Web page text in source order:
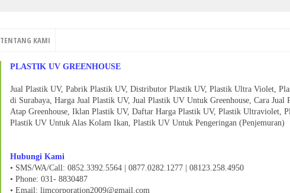
TENTANG KAMI
PLASTIK UV GREENHOUSE
Jual Plastik UV, Pabrik Plastik UV, Distributor Plastik UV, Plastik Ultra Violet,
di Surabaya, Harga Jual Plastik UV, Jual Plastik UV Untuk Greenhouse, Cara
Atap Greenhouse, Iklan Plastik UV, Daftar Harga Plastik UV, Plastik Ultraviolet,
Plastik UV Untuk Alas Kolam Ikan, Plastik UV Untuk Pengeringan (Penjemuran)
Hubungi Kami
• SMS/WA/Call: 0852.3392.5564 | 0877.0282.1277 | 08123.258.4950
• Phone: 031- 8830487
• Email: limcorporation2009@gmail.com